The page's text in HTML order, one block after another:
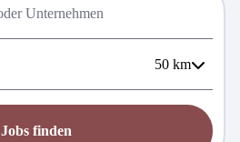
50 km
Jobs finden